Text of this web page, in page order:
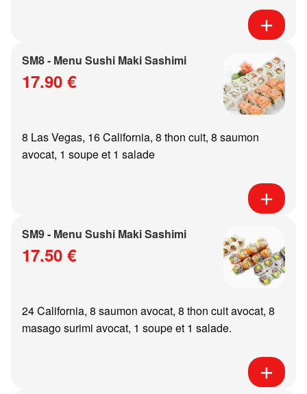
SM8 - Menu Sushi Maki Sashimi
17.90 €
8 Las Vegas, 16 California, 8 thon cuit, 8 saumon
avocat, 1 soupe et 1 salade
SM9 - Menu Sushi Maki Sashimi
17.50 €
24 California, 8 saumon avocat, 8 thon cuit avocat, 8
masago surimi avocat, 1 soupe et 1 salade.